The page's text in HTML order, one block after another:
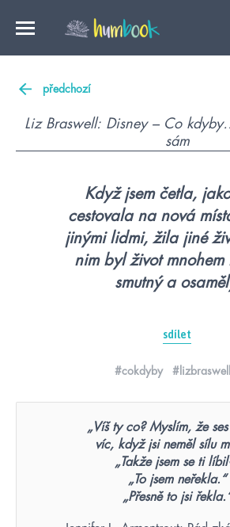
předchozí
Liz Braswell: Disney – Co
sám
Když jsem četla,
cestovala na nová
jinými lidmi, žila jiné
nim byl život
smutný a
sdílet
#cokdyby #lizbraswell
„Víš ty co? Myslím, že
víc, když jsi neměl sílu
„Takže jsem se ti
„To jsem neřekla.“
„Přesně to jsi